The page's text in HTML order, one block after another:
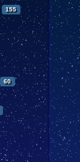
155
60